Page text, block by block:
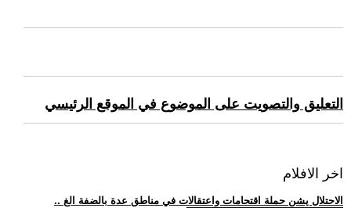
التعليق والتصويت على الموضوع في الموقع الرئيسي
اخر الافلام
.. الاحتلال يشن حملة اقتحامات واعتقالات في مناطق عدة بالضفة الغ